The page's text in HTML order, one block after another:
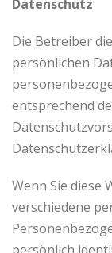
Datenschutz
Die Betreiber
persönlichen
entsprechend
Wenn Sie diese
verschiedene